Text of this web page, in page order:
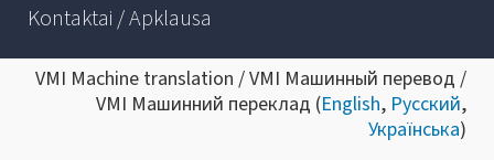
Kontaktai / Apklausa
VMI Machine translation / VMI Машинный перевод /
VMI Машинний переклад (English, Русский,
Українська)